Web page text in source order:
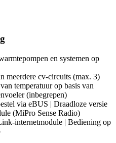
en systemen op
meerdere cv-circuits (max. 3)
temperatuur op basis van
(inbegrepen)
via eBUS | Draadloze versie
(MiPro Sense Radio)
internetmodule | Bediening op